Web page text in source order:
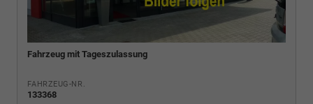
Fahrzeug mit Tageszulassung
FAHRZEUG-NR.
133368